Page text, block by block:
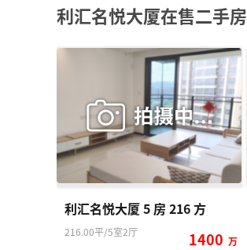
Filename: xiaoq
u/detail.php
File: /var/www/
html/applicati
on/views/xiaoq
u/detail.php
Line: 175
Function: _erro
r_handler
html/applicati
on/controllers/
利汇名悦大厦在售二手房
利汇名悦大厦 5 房 216 方
216.00平/5室2厅 1400 万